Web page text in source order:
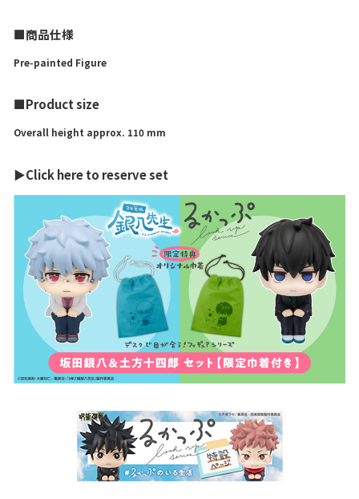
■商品仕様
Pre-painted Figure
■Product size
Overall height approx. 110 mm
▶Click here to reserve set